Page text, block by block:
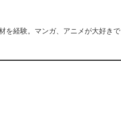
を経験。マンガ、アニメが大好きで